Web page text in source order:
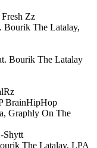
Zz
Bourik The Latalay,
Bourik The Latalay
BrainHipHop
Graphly On The
Shytt
The Latalay, LPA